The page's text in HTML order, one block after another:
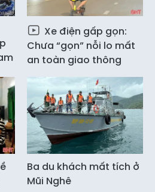
Xe điện gấp gọn:
Chưa “gọn” nỗi lo mất
an toàn giao thông
Ba du khách mất tích ở
Mũi Nghê